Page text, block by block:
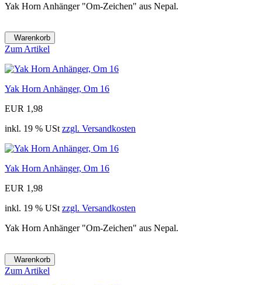
Yak Horn Anhänger "Om-Zeichen" aus Nepal.
Warenkorb
Zum Artikel
Yak Horn Anhänger, Om 16
EUR 1,98
inkl. 19 % USt zzgl. Versandkosten
Yak Horn Anhänger, Om 16
EUR 1,98
inkl. 19 % USt zzgl. Versandkosten
Yak Horn Anhänger "Om-Zeichen" aus Nepal.
Warenkorb
Zum Artikel